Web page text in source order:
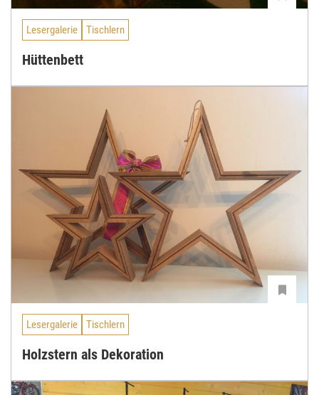
Lesergalerie Tischlern
Hüttenbett
Lesergalerie Tischlern
Holzstern als Dekoration